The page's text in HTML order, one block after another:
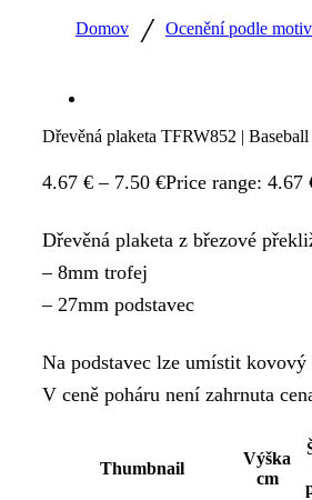
Domov / Ocenění podle
Dřevěná plaketa TFRW852 | Baseball
4.67 € – 7.50 €Price range: 4.67
Dřevěná plaketa z březové
– 8mm trofej
– 27mm podstavec
Na podstavec lze umístit kovový
V ceně poháru není zahrnuta
Thumbnail
Výška
cm